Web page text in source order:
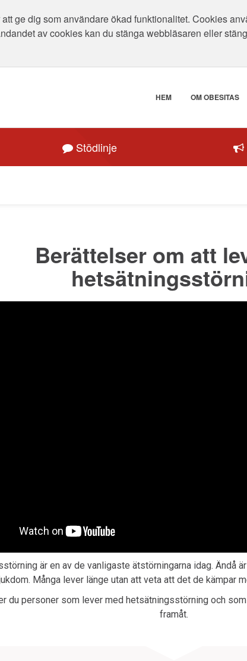
ge dig som användare ökad funktionalitet. Cookies
av cookies kan du stänga webbläsaren eller
HEM OM OBESITAS
Stödlinje
Berättelser om att
är en av de vanligaste ätstörningarna idag. Ändå
Många lever länge utan att veta att det de kämpar
du personer som lever med hetsätningsstörning och
framåt.